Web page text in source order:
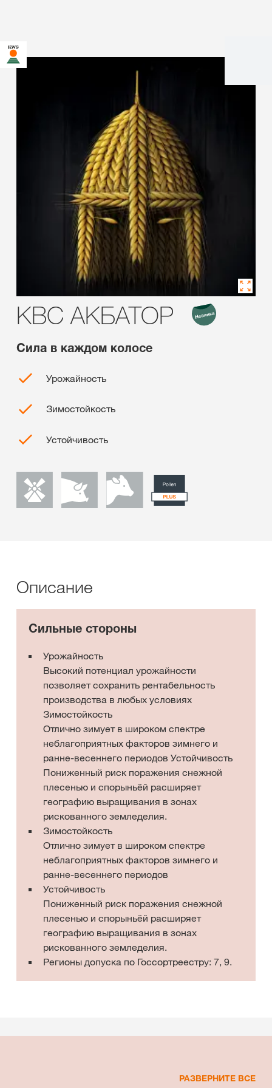
КВС АКБАТОР
Сила в каждом колосе
Урожайность
Зимостойкость
Устойчивость
Описание
Сильные стороны
Урожайность
Высокий потенциал урожайности
позволяет сохранить рентабельность
производства в любых условиях
Зимостойкость
Отлично зимует в широком спектре
неблагоприятных факторов зимнего и
ранне-весеннего периодов Устойчивость
Пониженный риск поражения снежной
плесенью и спорыньёй расширяет
географию выращивания в зонах
рискованного земледелия.
Зимостойкость
Отлично зимует в широком спектре
неблагоприятных факторов зимнего и
ранне-весеннего периодов
Устойчивость
Пониженный риск поражения снежной
плесенью и спорыньёй расширяет
географию выращивания в зонах
рискованного земледелия.
Регионы допуска по Госсортреестру: 7, 9.
РАЗВЕРНИТЕ ВСЕ